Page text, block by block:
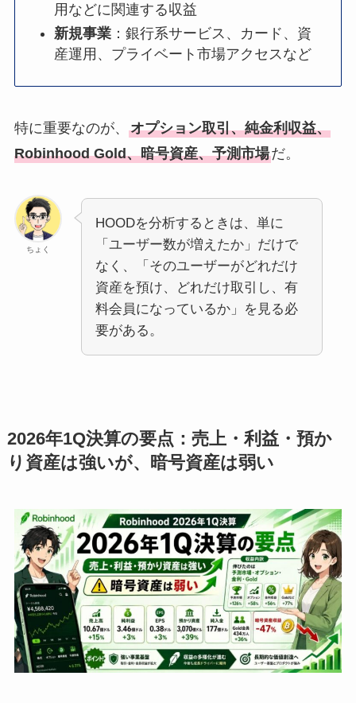
用などに関連する収益
新規事業 ：銀行系サービス、カード、資
産運用、プライベート市場アクセスなど
特に重要なのが、 オプション取引、純金利収益、
Robinhood Gold、暗号資産、予測市場だ。
ちょく
HOODを分析するときは、単に
「ユーザー数が増えたか」だけで
なく、「そのユーザーがどれだけ
資産を預け、どれだけ取引し、有
料会員になっているか」を見る必
要がある。
2026年1Q決算の要点：売上・利益・預か
り資産は強いが、暗号資産は弱い